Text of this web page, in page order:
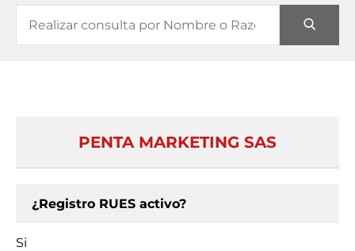
PENTA MARKETING SAS
¿Registro RUES activo?
Si